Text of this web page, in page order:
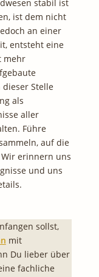
stabil ist
ist dem nicht
an einer
entsteht eine
mehr
dieser Stelle
als
aller
Führe
auf die
erinnern uns
und uns
sollst,
mit
Du lieber über
fachliche